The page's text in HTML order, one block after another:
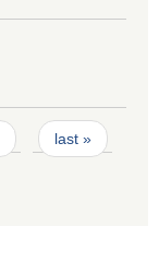
last »